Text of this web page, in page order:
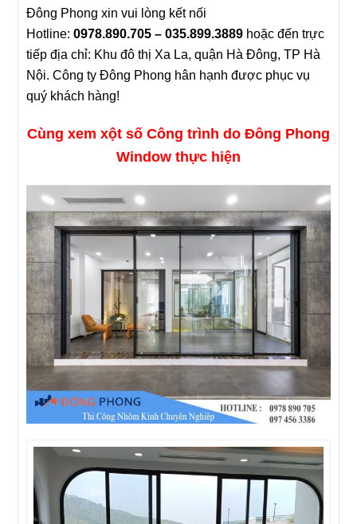
Đông Phong xin vui lòng kết nối
Hotline:0978.890.705 – 035.899.3889 hoặc đến trực
tiếp địa chỉ: Khu đô thị Xa La, quận Hà Đông, TP Hà
Nội. Công ty Đông Phong hân hạnh được phục vụ
quý khách hàng!
Cùng xem xột số Công trình do Đông Phong
Window thực hiện